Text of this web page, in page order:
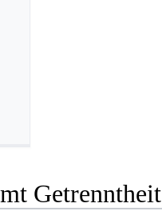
Getrenntheit